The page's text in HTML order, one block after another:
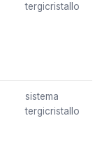
tergicristallo
sistema
tergicristallo